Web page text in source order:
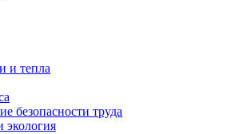
и тепла
безопасности труда